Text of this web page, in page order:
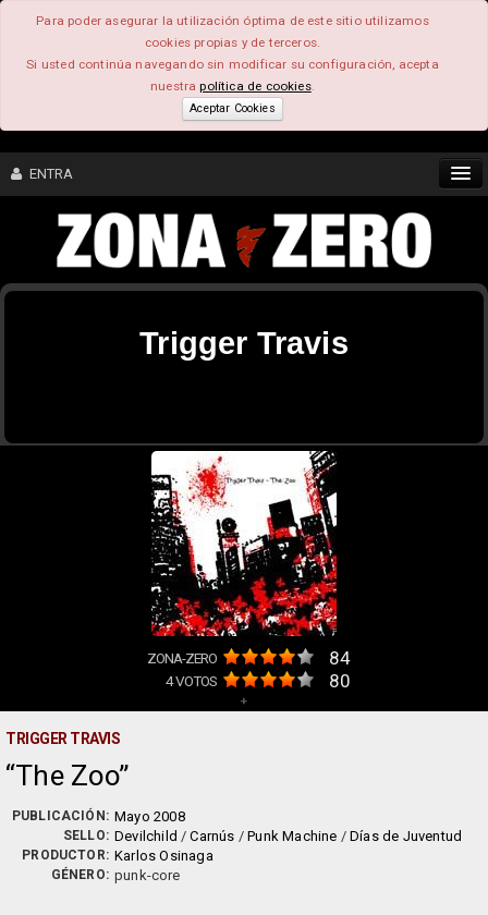
Para poder asegurar la utilización óptima de este sitio utilizamos
cookies propias y de terceros.
Si usted continúa navegando sin modificar su configuración, acepta
nuestrapolítica de cookies.
Aceptar Cookies
ENTRA
CONTENIDO
Trigger Travis
ZONA-ZERO 84
4VOTOS 80
+
TRIGGER TRAVIS
The Zoo
PUBLICACIÓN: Mayo 2008
SELLO: Devilchild /Carnús /Punk Machine /Días de Juventud
PRODUCTOR: Karlos Osinaga
GÉNERO: punk-core